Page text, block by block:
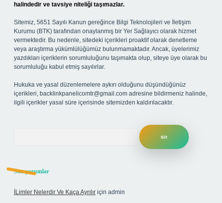
halindedir ve tavsiye niteliği taşımazlar.
Sitemiz, 5651 Sayılı Kanun gereğince Bilgi Teknolojileri ve İletişim
Kurumu (BTK) tarafından onaylanmış bir Yer Sağlayıcı olarak hizmet
vermektedir. Bu nedenle, sitedeki içerikleri proaktif olarak denetleme
veya araştırma yükümlülüğümüz bulunmamaktadır. Ancak, üyelerimiz
yazdıkları içeriklerin sorumluluğunu taşımakta olup, siteye üye olarak bu
sorumluluğu kabul etmiş sayılırlar.
Hukuka ve yasal düzenlemelere aykırı olduğunu düşündüğünüz
içerikleri, backlinkpanelicomtr@gmail.com adresine bildirmeniz halinde,
ilgili içerikler yasal süre içerisinde sitemizden kaldırılacaktır.
Son yorumlar
İLimler Nelerdir Ve Kaça Ayrılır için admin